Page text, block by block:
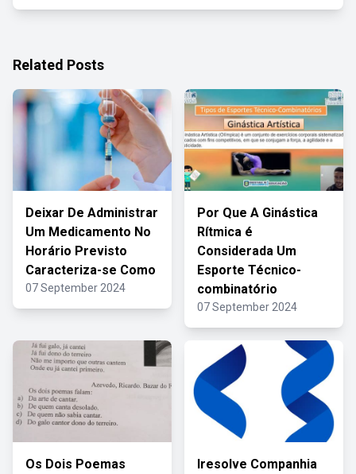
Related Posts
Deixar De Administrar
Um Medicamento No
Horário Previsto
Caracteriza-se Como
07 September 2024
Por Que A Ginástica
Rítmica é
Considerada Um
Esporte Técnico-
combinatório
07 September 2024
Os Dois Poemas Iresolve Companhia